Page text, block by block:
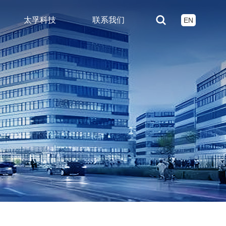
太孚科技 联系我们 EN